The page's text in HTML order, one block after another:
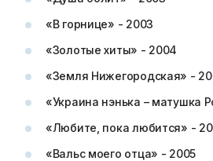
«В горнице» - 2003
«Золотые хиты» - 2004
«Земля Нижегородская» -
«Украина нэнька – матушка
«Любите, пока любится» -
«Вальс моего отца» - 2005